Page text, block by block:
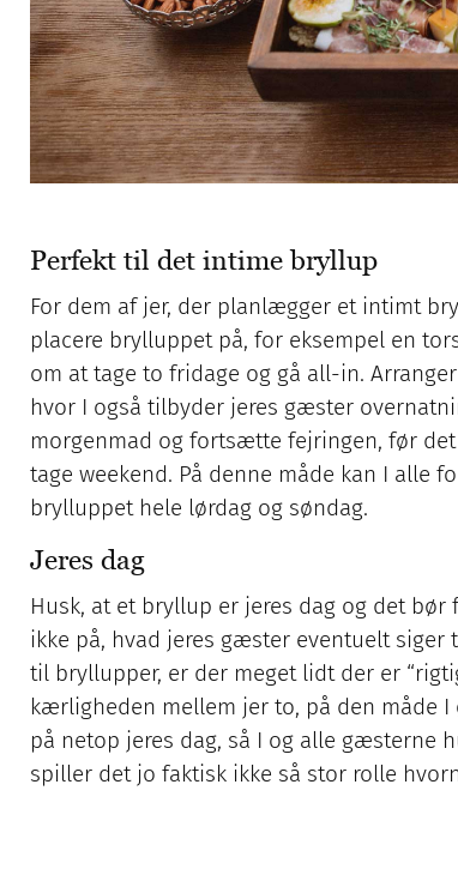
Perfekt til det intime bryllup
For dem af jer, der planlægger et intimt
placere brylluppet på, for eksempel en
om at tage to fridage og gå all-in.
hvor I også tilbyder jeres gæster
morgenmad og fortsætte fejringen, før
tage weekend. På denne måde kan I alle
brylluppet hele lørdag og søndag.
Jeres dag
Husk, at et bryllup er jeres dag og det
ikke på, hvad jeres gæster eventuelt
til bryllupper, er der meget lidt der er
kærligheden mellem jer to, på den måde
på netop jeres dag, så I og alle gæsterne
spiller det jo faktisk ikke så stor rolle